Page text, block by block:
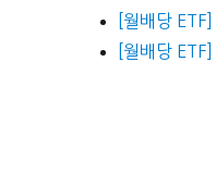
[월배당
[월배당